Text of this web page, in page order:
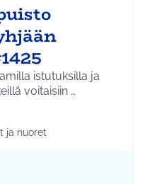
istutuksilla ja
voitaisiin …
Etelä-Tuusulan kylät
teeman mukaan: Lapset
ja nuoret